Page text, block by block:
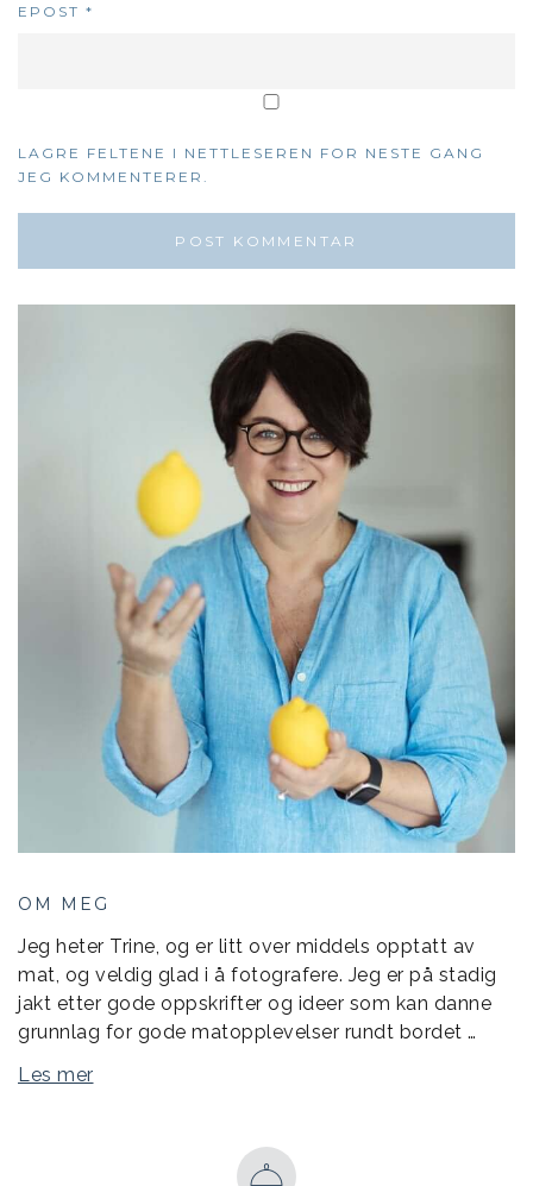
EPOST *
LAGRE FELTENE I NETTLESEREN FOR NESTE GANG
JEG KOMMENTERER.
OM MEG
Jeg heter Trine, og er litt over middels opptatt av
mat, og veldig glad i å fotografere. Jeg er på stadig
jakt etter gode oppskrifter og ideer som kan danne
grunnlag for gode matopplevelser rundt bordet …
Les mer